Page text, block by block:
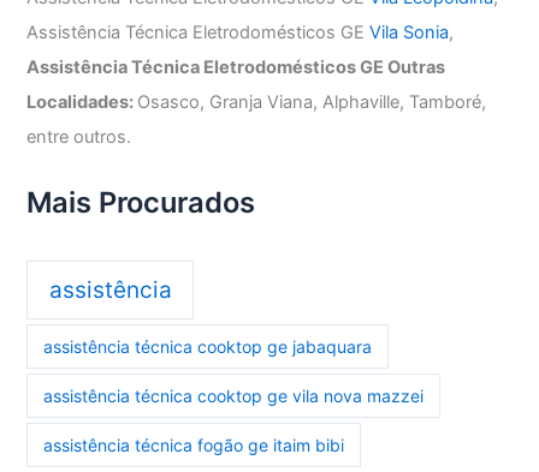
Assistência Técnica Eletrodomésticos GEVila Sonia,
Assistência Técnica Eletrodomésticos GE Outras
Localidades: Osasco, Granja Viana, Alphaville, Tamboré,
entre outros.
Mais Procurados
assistência
assistência técnica cooktop ge jabaquara
assistência técnica cooktop ge vila nova mazzei
assistência técnica fogão ge itaim bibi